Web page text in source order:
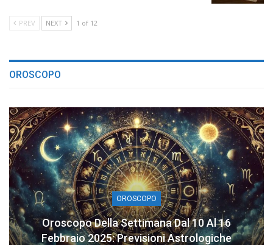
PREV NEXT 1 of 12
OROSCOPO
OROSCOPO
Oroscopo Della Settimana Dal 10 Al 16
Febbraio 2025: Previsioni Astrologiche